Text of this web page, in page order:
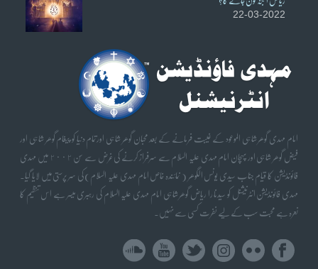
22-03-2022
امام مہدی گوھر شاہی الموعود کے غیبت فرمانے کے بعد محبان گوھر شاہی اورتمام دنیا کو پیغام گوھر شاہی اور
فیض گوھر شاہی اور پہچان امام مہدی علیہ السلام سے سرفراز کرنے کی غرض سے سن ٢٠٠٢ میں مہدی
فائونڈیشن کا قیام جناب سیدی یونس الگوھر ( نمائندہ خاص امام مہدی علیہ السلام) کی سر پرستی میں لایا گیا۔
مہدی فائونڈیشن انٹرنیشنل کو سیدنا را ریاض گوھر شاہی امام مہدی علیہ السلام کی رہبری میسر ہے اس تنظیم کا
نعرہ ہے محبت سب کے لیے نفرت کسی سے نہیں۔